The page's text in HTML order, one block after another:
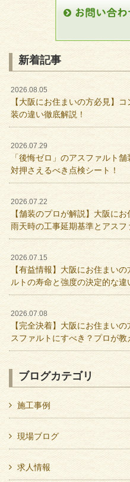
新着記事
2026.08.05
【大阪にお住まいの方必見】
装の違い徹底解説！
2026.07.29
「後悔ゼロ」のアスファルト
対押さえるべき点検シート！
2026.07.22
【舗装のプロが解説】大阪に
雨天時の工事延期基準とアス
2026.07.15
【有益情報】大阪にお住まい
ルトの寿命と強度の決定的な違
2026.07.08
【完全決着】大阪にお住まい
スファルトにすべき？プロが
ブログカテゴリ
施工事例
現場ブログ
求人情報